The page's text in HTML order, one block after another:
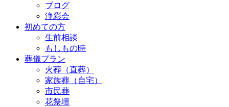
ブログ
浄彩会
初めての方
生前相談
もしもの時
葬儀プラン
火葬（直葬）
家族葬（自宅）
市民葬
花祭壇